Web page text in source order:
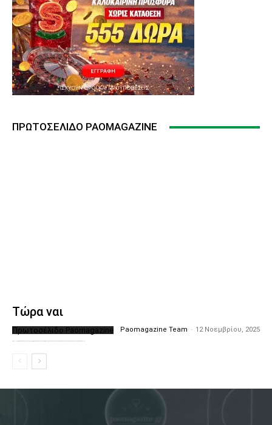
ΠΡΩΤΟΣΈΛΙΔΟ PAOMAGAZINE
Τώρα ναι
Πρωτοσέλιδο Paomagazine Paomagazine Team - 12 Νοεμβρίου, 2025